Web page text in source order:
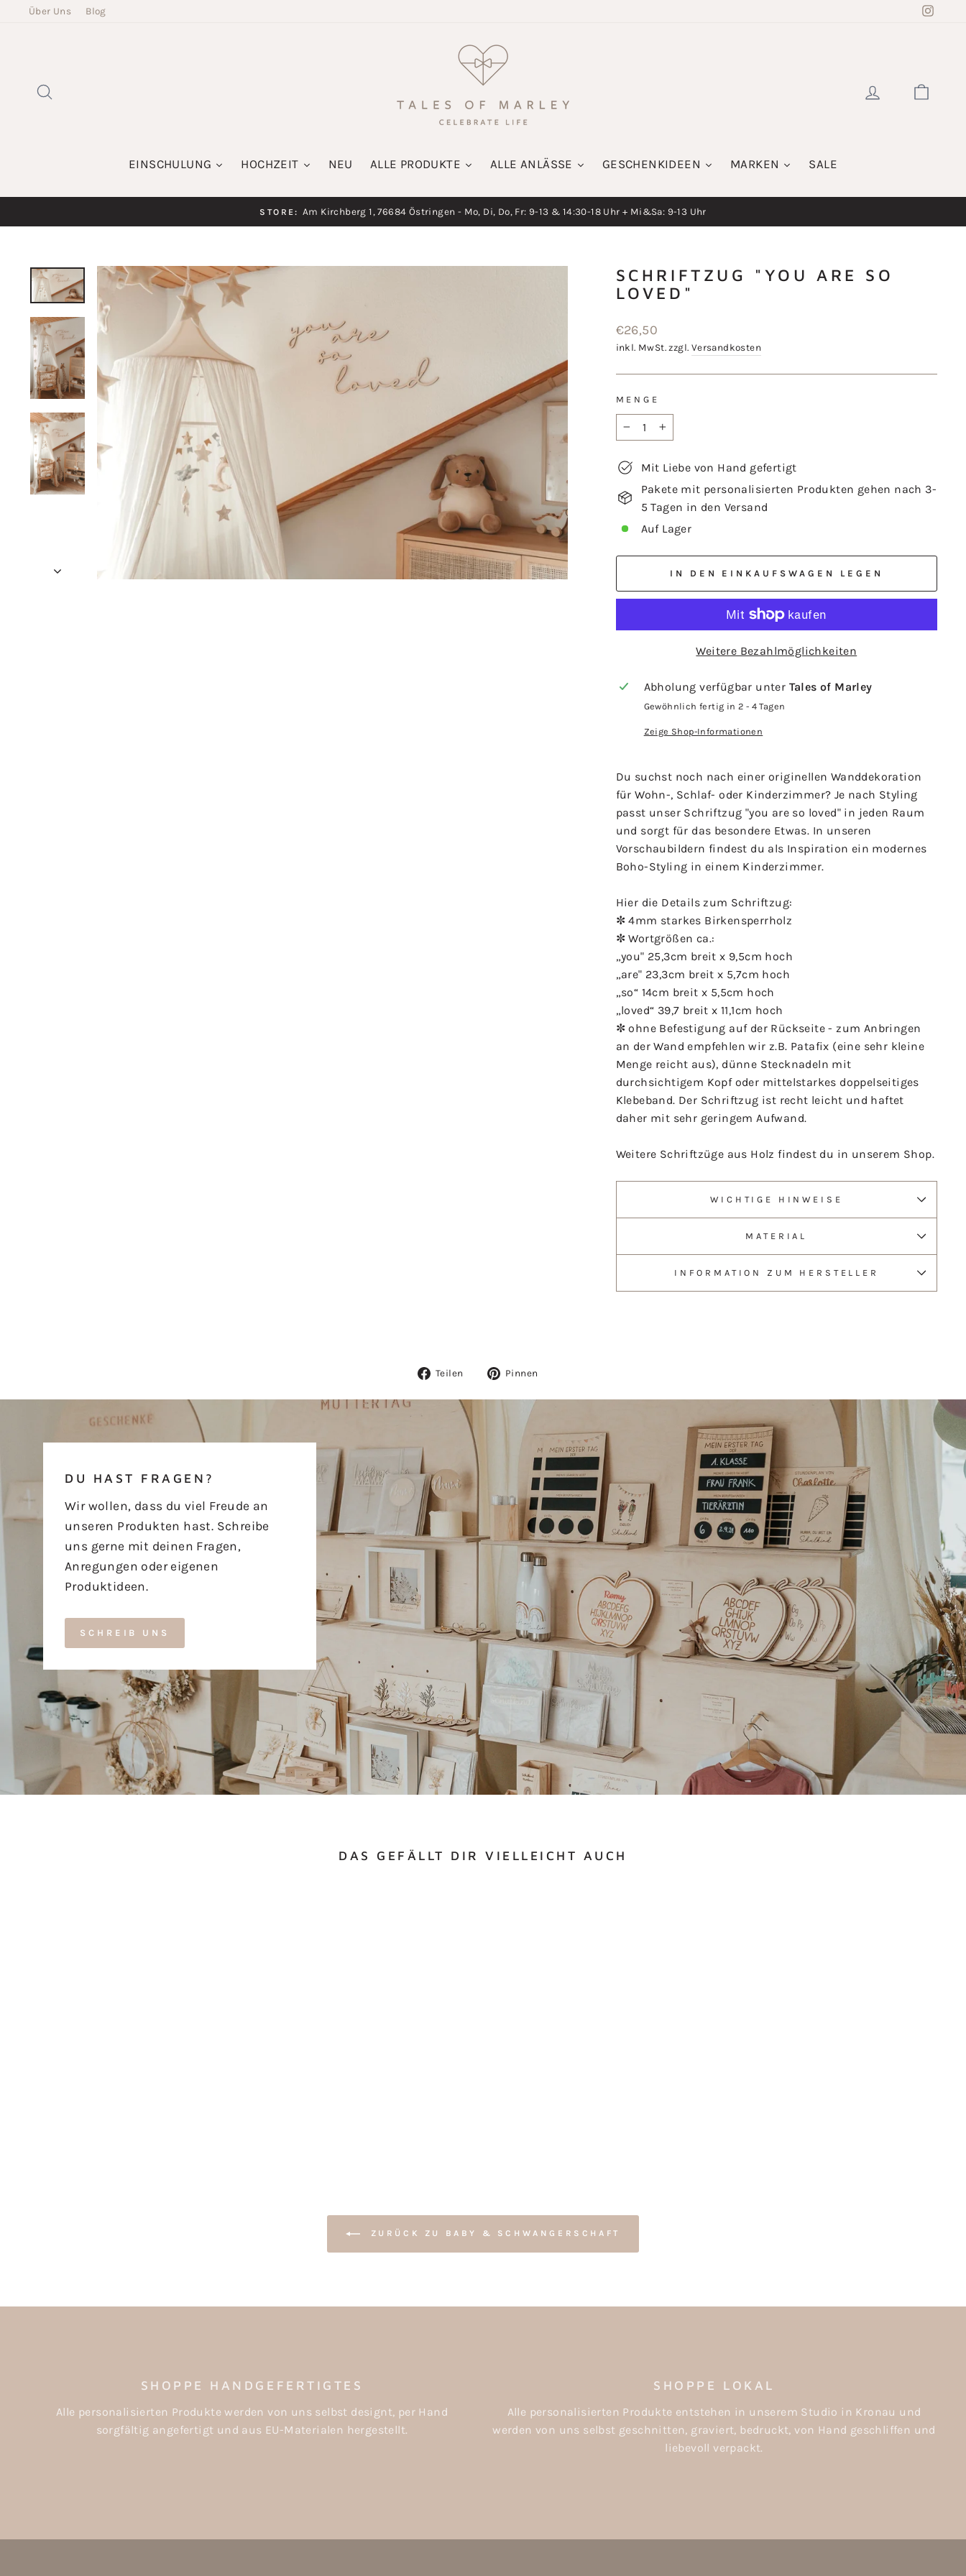
DirektÜber Uns Blog
EINSCHULUNG HOCHZEIT NEU ALLE PRODUKTE ALLE ANLÄSSE GESCHENKIDEEN MARKEN SALE
STORE: Am Kirchberg 1, 76684 Östringen - Mo, Di, Do, Fr: 9-13 & 14:30-18 Uhr + Mi&Sa: 9-13 Uhr
SCHRIFTZUG "YOU ARE SO
LOVED"
Normaler
Preis
€26,50
inkl. MwSt. zzgl. Versandkosten
MENGE
Mit Liebe von Hand gefertigt
Pakete mit personalisierten Produkten gehen nach 3-
5 Tagen in den Versand
Auf Lager
IN DEN EINKAUFSWAGEN LEGEN
Weitere Bezahlmöglichkeiten
Abholung verfügbar unter Tales of Marley
Gewöhnlich fertig in 2 - 4 Tagen
Zeige Shop-Informationen
Du suchst noch nach einer originellen Wanddekoration
für Wohn-, Schlaf- oder Kinderzimmer? Je nach Styling
passt unser Schriftzug "you are so loved" in jeden Raum
und sorgt für das besondere Etwas. In unseren
Vorschaubildern findest du als Inspiration ein modernes
Boho-Styling in einem Kinderzimmer.
Hier die Details zum Schriftzug:
✼ 4mm starkes Birkensperrholz
✼ Wortgrößen ca.:
„you" 25,3cm breit x 9,5cm hoch
„are" 23,3cm breit x 5,7cm hoch
„so“ 14cm breit x 5,5cm hoch
„loved“ 39,7 breit x 11,1cm hoch
✼ ohne Befestigung auf der Rückseite - zum Anbringen
an der Wand empfehlen wir z.B. Patafix (eine sehr kleine
Menge reicht aus), dünne Stecknadeln mit
durchsichtigem Kopf oder mittelstarkes doppelseitiges
Klebeband. Der Schriftzug ist recht leicht und haftet
daher mit sehr geringem Aufwand.
Weitere Schriftzüge aus Holz findest du in unserem Shop.
WICHTIGE HINWEISE
MATERIAL
INFORMATION ZUM HERSTELLER
Teilen
Auf
Pinnen
DU HAST FRAGEN?
Wir wollen, dass du viel Freude an
unseren Produkten hast. Schreibe
uns gerne mit deinen Fragen,
Anregungen oder eigenen
Produktideen.
SCHREIB UNS
DAS GEFÄLLT DIR VIELLEICHT AUCH
ZURÜCK ZU BABY & SCHWANGERSCHAFT
SHOPPE HANDGEFERTIGTES
Alle personalisierten Produkte werden von uns selbst designt, per Hand
sorgfältig angefertigt und aus EU-Materialen hergestellt.
SHOPPE LOKAL
Alle personalisierten Produkte entstehen in unserem Studio in Kronau und
werden von uns selbst geschnitten, graviert, bedruckt, von Hand geschliffen und
liebevoll verpackt.